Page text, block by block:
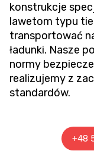
konstrukcje
lawetom typu
transportować
ładunki. Nasze
normy
realizujemy z
standardów.
+48